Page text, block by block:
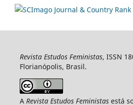
Revista Estudos Feministas, ISSN
Florianópolis, Brasil.
A Revista Estudos Feministasestá